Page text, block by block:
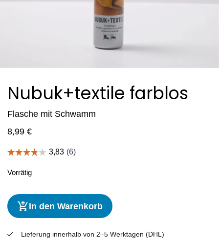
Nubuk+textile farblos
Flasche mit Schwamm
8,99 €
Vorrätig
In den Warenkorb
Lieferung innerhalb von 2–5 Werktagen (DHL)